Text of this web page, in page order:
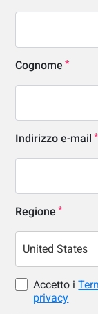
Cognome
Indirizzo e-mail
Regione
United States
Accetto i
privacy